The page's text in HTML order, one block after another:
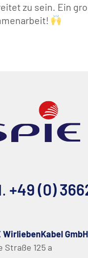
zu sein. Ein
+49 (0)
WirliebenKabel GmbH
Straße 125 a